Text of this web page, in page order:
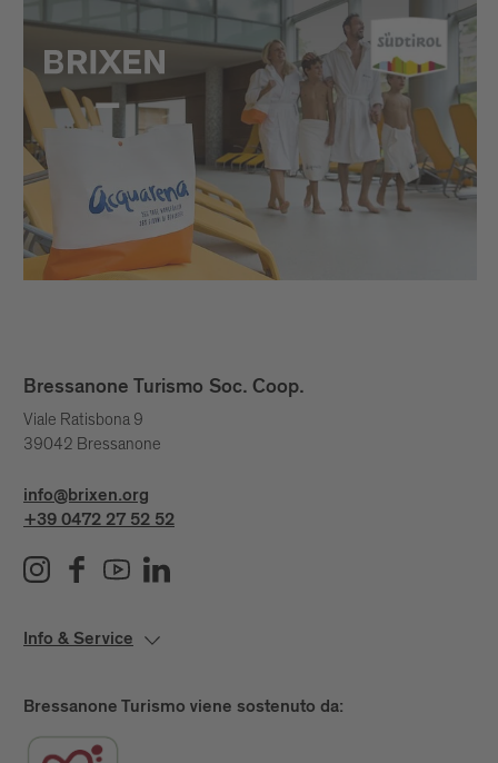
Bressanone Turismo Soc. Coop.
Viale Ratisbona 9
39042 Bressanone
info@brixen.org
+39 0472 27 52 52
Info & Service
Bressanone Turismo viene sostenuto da: